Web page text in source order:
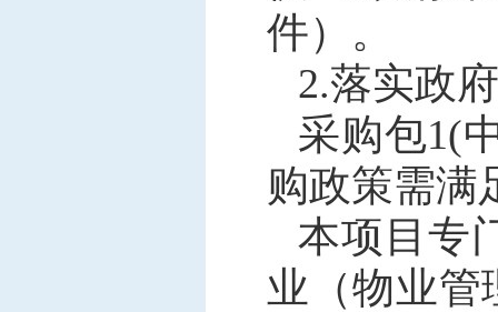
件）。
2.落实政
采购包1(
购政策需满
本项目专
业（物业管